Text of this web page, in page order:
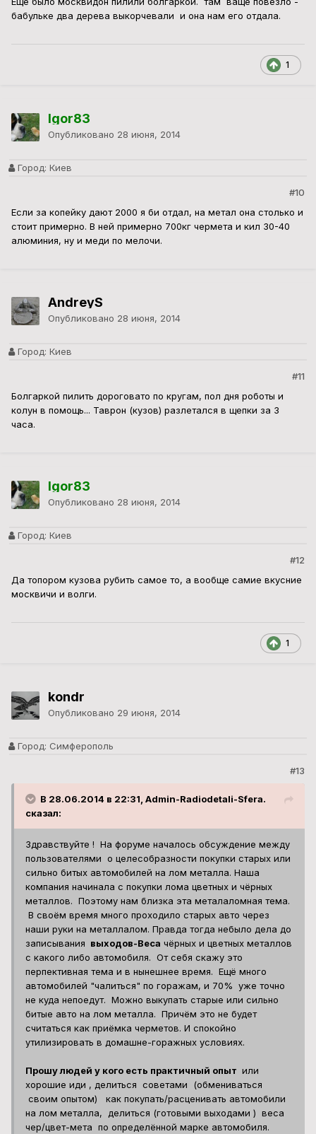
бабульке два дерева выкорчевали и она нам его отдала.
1
Igor83
Опубликовано 28 июня, 2014
Город: Киев
#10
Если за копейку дают 2000 я би отдал, на метал она столько и
стоит примерно. В ней примерно 700кг чермета и кил 30-40
алюминия, ну и меди по мелочи.
AndreyS
Опубликовано 28 июня, 2014
Город: Киев
#11
Болгаркой пилить дороговато по кругам, пол дня роботы и
колун в помощь... Таврон (кузов) разлетался в щепки за 3
часа.
Igor83
Опубликовано 28 июня, 2014
Город: Киев
#12
Да топором кузова рубить самое то, а вообще самие вкусние
москвичи и волги.
1
kondr
Опубликовано 29 июня, 2014
Город: Симферополь
#13
В 28.06.2014 в 22:31, Admin-Radiodetali-Sfera.
сказал:
Здравствуйте ! На форуме началось обсуждение между
пользователями о целесобразности покупки старых или
сильно битых автомобилей на лом металла. Наша
компания начинала с покупки лома цветных и чёрных
металлов. Поэтому нам близка эта металаломная тема.
В своём время много проходило старых авто через
наши руки на металлалом. Правда тогда небыло дела до
записывания выходов-Веса чёрных и цветных металлов
с какого либо автомобиля. От себя скажу это
перпективная тема и в нынешнее время. Ещё много
автомобилей "чалиться" по горажам, и 70% уже точно
не куда непоедут. Можно выкупать старые или сильно
битые авто на лом металла. Причём это не будет
считаться как приёмка черметов. И спокойно
утилизировать в домашне-горажных условиях.
Прошу людей у кого есть практичный опыт или
хорошие иди , делиться советами (обмениваться
своим опытом) как покупать/расценивать автомобили
на лом металла, делиться (готовыми выходами ) веса
чер/цвет-мета по определённой марке автомобиля.